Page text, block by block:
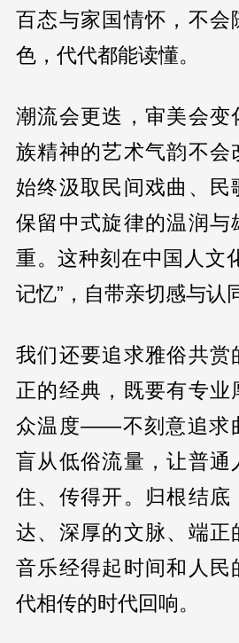
百态与家国情怀，不会
色，代代都能读懂。
潮流会更迭，审美会变
族精神的艺术气韵不会
始终汲取民间戏曲、民
保留中式旋律的温润与
重。这种刻在中国人文
记忆”，自带亲切感与认
我们还要追求雅俗共赏
正的经典，既要有专业
众温度——不刻意追求
盲从低俗流量，让普通
住、传得开。归根结底
达、深厚的文脉、端正
音乐经得起时间和人民
代相传的时代回响。